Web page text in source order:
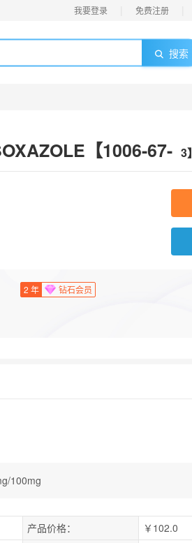
我要登录 免费注册
搜索
【1006-67- 3】
2 年 钻石会员
100mg
产品价格：
￥102.0